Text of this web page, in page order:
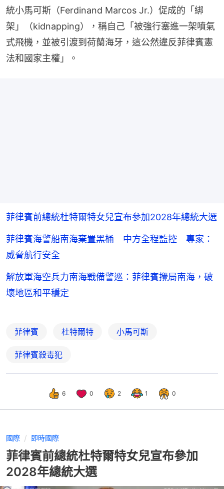
統小馬可斯（Ferdinand Marcos Jr.）促成的「綁
架」（kidnapping），稱自己「被強行塞進一架噴氣
式飛機，並被引渡到荷蘭海牙，這公然違反菲律賓憲
法和國家主權」。
菲律賓前總統杜特爾特女兒宣布參加2028年總統大選
菲律賓海警船南海棄置黑桶 中方全程監控 專家：
威脅航行安全
解放軍海空兵力南海戰備警巡：菲律賓攪局南海，破
壞地區和平穩定
菲律賓 杜特爾特 小馬可斯
菲律賓殺毒犯
6 0 2 1 0
國際 即時國際
菲律賓前總統杜特爾特女兒宣布參加
2028年總統大選